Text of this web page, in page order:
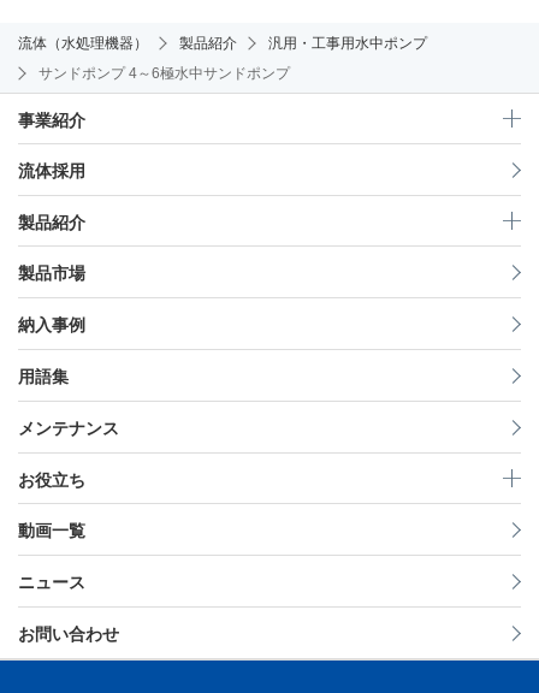
流体（水処理機器） 製品紹介
汎用・工事用水中ポンプ
サンドポンプ 4～6極水中サンドポンプ
事業紹介
流体採用
製品紹介
製品市場
納入事例
用語集
メンテナンス
お役立ち
動画一覧
ニュース
お問い合わせ